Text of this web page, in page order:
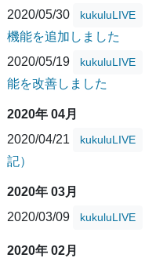
2020/05/30
kukuluLIVE
機能を追加しました
2020/05/19
kukuluLIVE
能を改善しました
2020年 04月
2020/04/21
kukuluLIVE
記）
2020年 03月
2020/03/09
kukuluLIVE
2020年 02月